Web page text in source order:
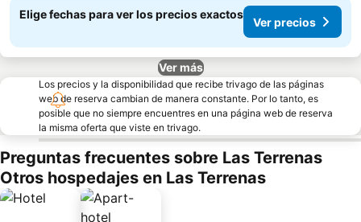
Elige fechas para ver los precios exactos
Ver precios
Ver más
Los precios y la disponibilidad que recibe trivago de las páginas
web de reserva cambian de manera constante. Por lo tanto, es
posible que no siempre encuentres en una página web de reserva
la misma oferta que viste en trivago.
Preguntas frecuentes sobre Las Terrenas
Otros hospedajes en Las Terrenas